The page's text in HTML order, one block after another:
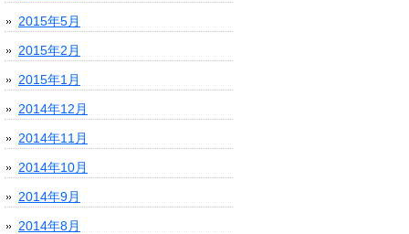
2015年5月
2015年2月
2015年1月
2014年12月
2014年11月
2014年10月
2014年9月
2014年8月